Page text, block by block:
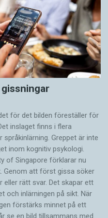
båda händerna är
försöker vi göra det till
gäller möda och
vi nå fram till en
av det som sägs eller
kan tolkningen
kostar det
lyssna på talat
behöver inte gå
är färdigheter som
där språk spelar en
sammanhang. Att det
kallade parafoveala
vid läsning, och
efter fixeringspunkten
så att man
8-9 bokstäver i
sig ögat snabbt – i
och under
blint, även om vi
röra fingrarna över
kunna varsebli dem.
som
2003-04,
för det bilden föreställer för
inslaget finns i flera
Greppet är inte
inom kognitiv psykologi.
of Singa­pore förklarar nu
Genom att först gissa ­söker
eller rätt svar. Det skapar ett
och inlärningen på sikt. När
förstärks minnet på ett
se en bild tillsammans med